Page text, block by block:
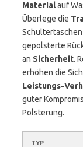
Materialauf
Überlege die
gepolsterte
an Sicherheit.
erhöhen die
Leistungs-
guter
Polsterung.
TYP